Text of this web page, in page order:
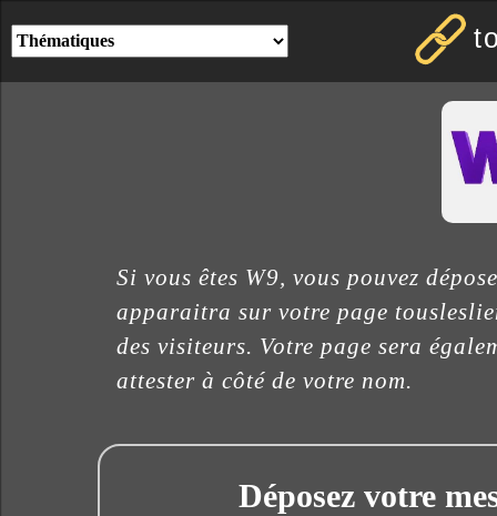
Si vous êtes W9, vous pouvez
apparaitra sur votre page
des visiteurs. Votre page sera
attester à côté de votre nom.
Déposez votre